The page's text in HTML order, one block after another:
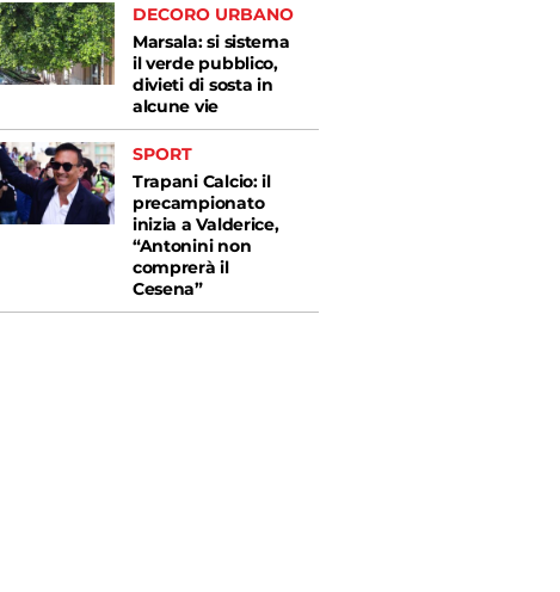
DECORO URBANO
Marsala: si sistema
il verde pubblico,
divieti di sosta in
alcune vie
SPORT
Trapani Calcio: il
precampionato
inizia a Valderice,
“Antonini non
comprerà il
Cesena”